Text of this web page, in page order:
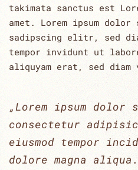
takimata sanctus est
amet. Lorem ipsum
sadipscing elitr, sed
tempor invidunt ut
aliquyam erat, sed diam
„Lorem ipsum dolor
consectetur
eiusmod tempor
dolore magna